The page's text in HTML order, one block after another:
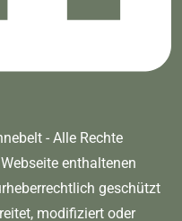
- Alle Rechte
enthaltenen
geschützt
modifiziert oder